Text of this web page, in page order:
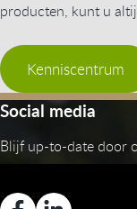
producten, kunt u
Kenniscentrum
Social media
Blijf up-to-date door